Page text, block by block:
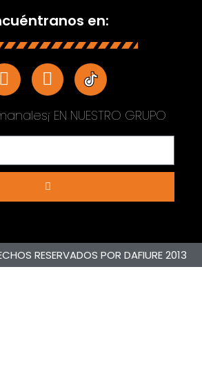
en:
EN NUESTRO GRUPO
RESERVADOS POR DAFIURE 2013